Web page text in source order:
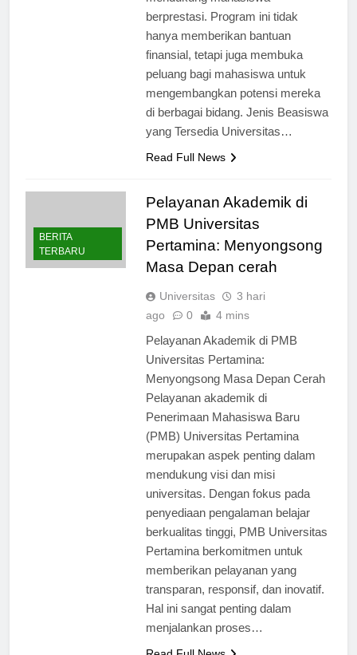
mendukung mahasiswa
berprestasi. Program ini tidak
hanya memberikan bantuan
finansial, tetapi juga membuka
peluang bagi mahasiswa untuk
mengembangkan potensi mereka
di berbagai bidang. Jenis Beasiswa
BERITA
Pelayanan Akademik di
PMB Universitas
Pertamina: Menyongsong
Masa Depan cerah
Universitas
3 hari
Pelayanan Akademik di PMB
Universitas Pertamina:
Menyongsong Masa Depan Cerah
Pelayanan akademik di
Penerimaan Mahasiswa Baru
(PMB) Universitas Pertamina
merupakan aspek penting dalam
mendukung visi dan misi
universitas. Dengan fokus pada
penyediaan pengalaman belajar
berkualitas tinggi, PMB Universitas
Pertamina berkomitmen untuk
memberikan pelayanan yang
transparan, responsif, dan inovatif.
Hal ini sangat penting dalam